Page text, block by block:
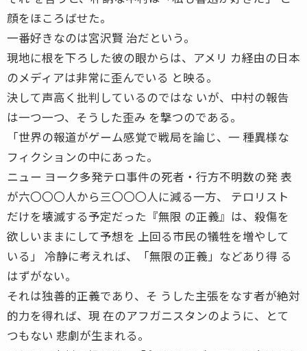
顔をほころばせた。
一番好きなのは宮沢賢 治だという。
現地に根を下ろした彼の眼からは、アメリ カ経由の日本
のメディアは非常に歪んでいる と映る。
決して声高く批判しているのではな いが、中村の報告
は一つ一つ、そうした歪み を撃つのである。
「世界の報道がゲーム感覚で戦局を論じ、一 種異様な
フィクションの中にあった。
ニュー ヨーク多発テロ事件の死者・行方不明数の発 表
が六〇〇〇人から三〇〇〇人に減る一方、 テロリスト
だけを壊滅する予定だった『無限 の正義』は、殺傷を
欲しいままにして予想を 上回る市民の犠牲を増やして
いる」 冷静に考えれば、「無限の正義」などあり得 る
はずがない。
それは独善的正義であり、そ うした主張をなす者が絶対
的力を得れば、現 在のアフガニスタンのように、とて
つもない 悲劇が生まれる。